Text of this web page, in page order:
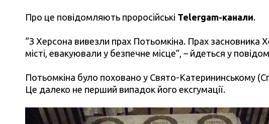
Про це повідомляють проросійські Telergam-канали.
“З Херсона вивезли прах Потьомкіна. Прах засновника
місті, евакуювали у безпечне місце”, – йдеться у
Потьомкіна було поховано у Свято-Катерининському
Це далеко не перший випадок його ексгумації.